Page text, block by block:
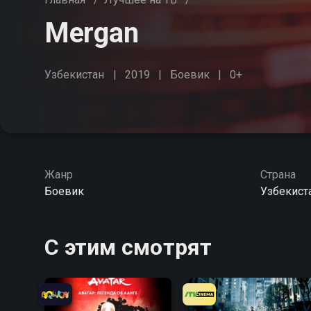
Mergan
Узбекистан 2019 Боевик 0+
Жанр
Боевик
Страна
С этим смотрят